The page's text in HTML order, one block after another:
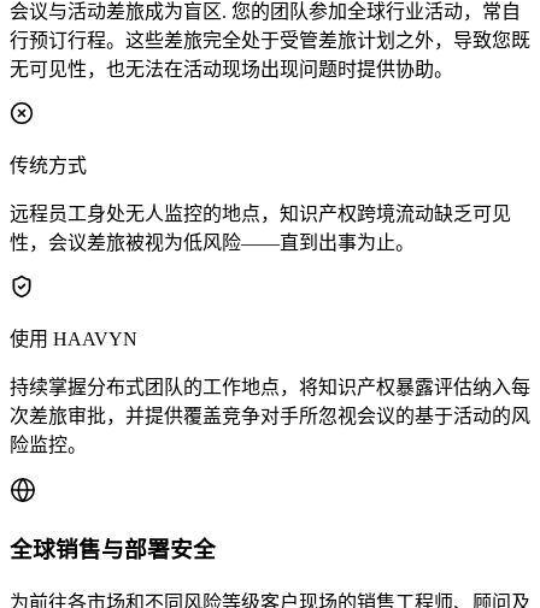
会议与活动差旅成为盲区. 您的团队参加全球行业活动，常自
行预订行程。这些差旅完全处于受管差旅计划之外，导致您既
无可见性，也无法在活动现场出现问题时提供协助。
传统方式
远程员工身处无人监控的地点，知识产权跨境流动缺乏可见
性，会议差旅被视为低风险——直到出事为止。
使用 HAAVYN
持续掌握分布式团队的工作地点，将知识产权暴露评估纳入每
次差旅审批，并提供覆盖竞争对手所忽视会议的基于活动的风
险监控。
全球销售与部署安全
为前往各市场和不同风险等级客户现场的销售工程师、顾问及